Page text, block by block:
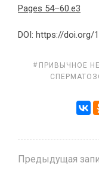
Pages 54–60.e3
DOI: https://doi.org/
ПРИВЫЧНОЕ
Предыдущая